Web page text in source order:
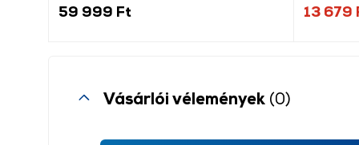
59 999 Ft 13 679
Vásárlói vélemények (0)